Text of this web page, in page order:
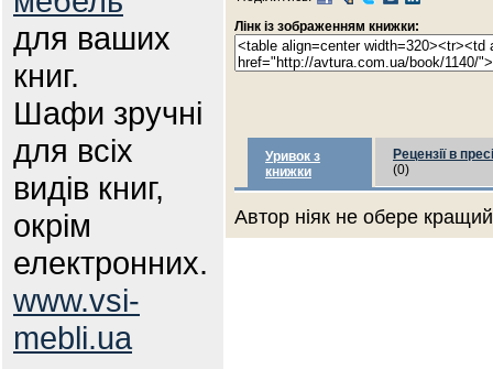
для ваших
книг.
Шафи зручні
для всіх
видів книг,
окрім
електронних.
www.vsi-
mebli.ua
Лінк із зображенням книжки:
Уривок з
книжки
Рецензії в пресі
(0)
Автор ніяк не обере